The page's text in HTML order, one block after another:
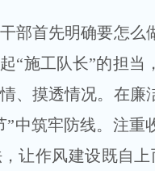
首先明确要怎么
“施工队长”的担
、摸透情况。在廉
”中筑牢防线。注
让作风建设既自